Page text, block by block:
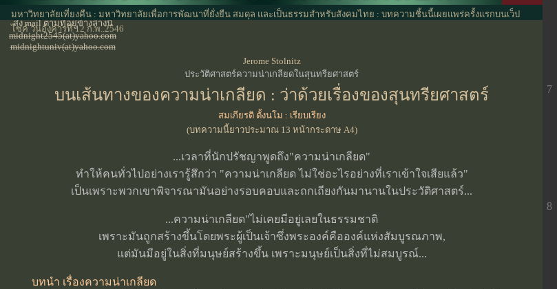
มหาวิทยาลัยเที่ยงคืน
ส่ง mail ตามที่อยู่ข้างล่างนี้
midnight2545(at)yahoo.com
midnightuniv(at)yahoo.com
Jerome Stolnitz
ประวัติศาสตร์ความน่าเกลียดในสุนทรียศาสตร์
บนเส้นทางของความน่าเกลียด : ว่าด้วยเรื่องของสุนทรียศาสตร์
สมเกียรติ ตั้งนโม : เรียบเรียง
(บทความนี้ยาวประมาณ 13 หน้ากระดาษ A4)
...เวลาที่นักปรัชญาพูดถึง"ความน่าเกลียด"
ทำให้คนทั่วไปอย่างเรารู้สึกว่า "ความน่าเกลียด ไม่ใช่อะไรอย่างที่เราเข้าใจเสียแล้ว"
เป็นเพราะพวกเขาพิจารณามันอย่างรอบคอบและถกเถียงกันมานานในประวัติศาสตร์...
...ความน่าเกลียด"ไม่เคยมีอยู่เลยในธรรมชาติ
เพราะมันถูกสร้างขึ้นโดยพระผู้เป็นเจ้าซึ่งพระองค์คือองค์แห่งสัมบูรณภาพ,
แต่มันมีอยู่ในสิ่งที่มนุษย์สร้างขึ้น เพราะมนุษย์เป็นสิ่งที่ไม่สมบูรณ์...
บทนำ เรื่องความน่าเกลียด
มหาวิทยาลัยเที่ยงคืน : มหาวิทยาลัยเพื่อการพัฒนาที่ยั่งยืน สมดุล และเป็นธรรมสำหรับสังคมไทย : บทความชิ้นนี้เผยแพร่ครั้งแรกบนเว็ป
ไซค์ วันอังคารที่ 12 ก.พ..2546
7
8